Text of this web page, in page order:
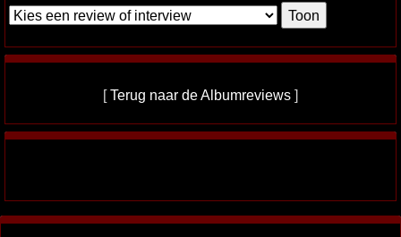
[Terug naar de Albumreviews ]